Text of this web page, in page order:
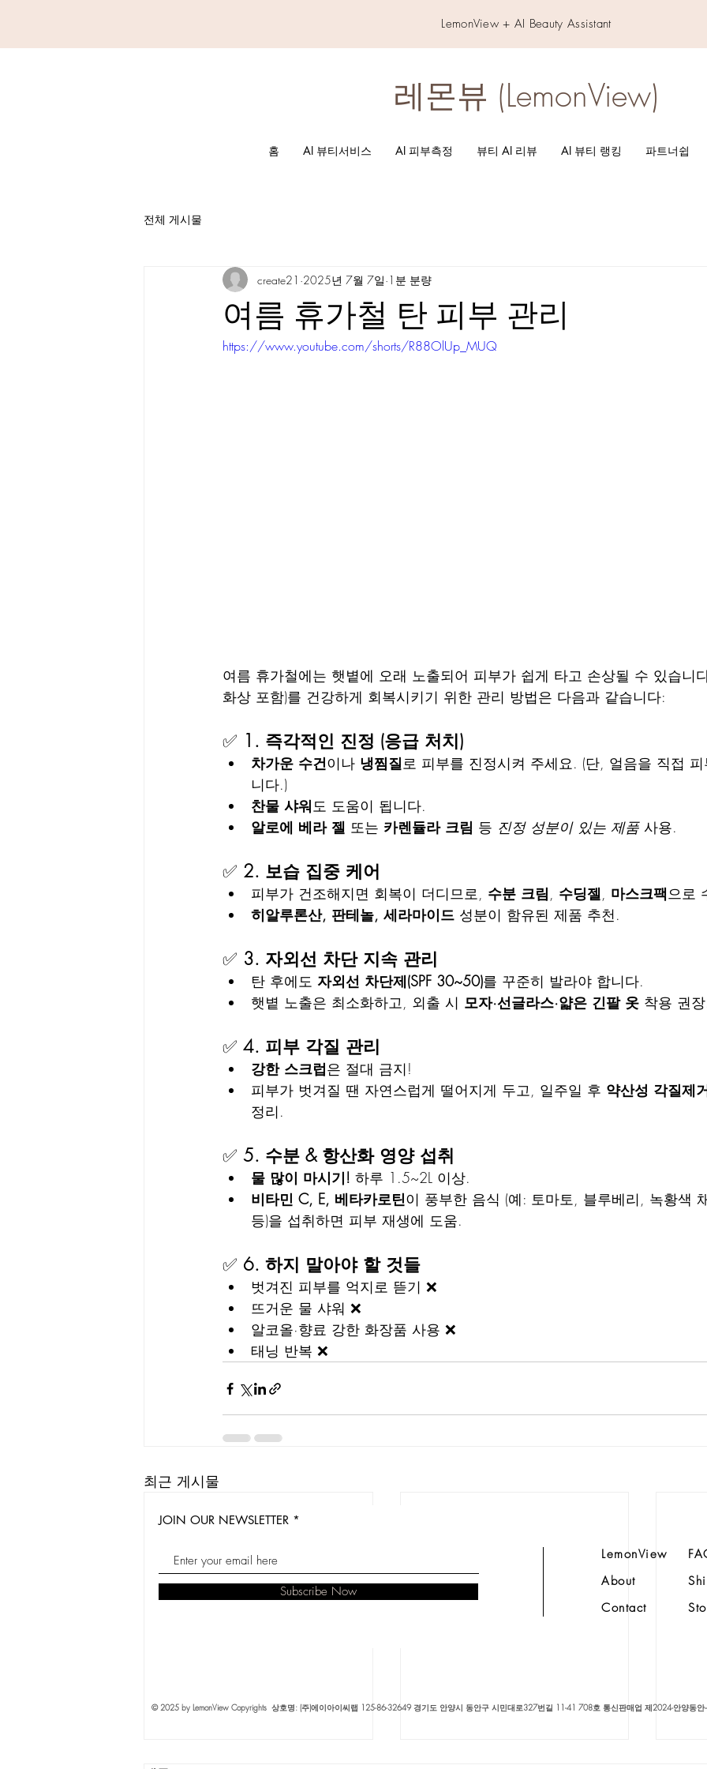
LemonView + AI Beauty Assistant
레몬뷰 (LemonView)
홈 AI 뷰티서비스 AI 피부측정 뷰티 AI 리뷰 AI 뷰티 랭킹 파트너쉽
전체 게시물
여름 휴가철 탄 피부 관리
create21 2025년 7월 7일 1분 분량
https://www.youtube.com/shorts/R88OlUp_MUQ
여름 휴가철에는 햇볕에 오래 노출되어 피부가 쉽게 타고 손상될 수 있습니
화상 포함)를 건강하게 회복시키기 위한 관리 방법은 다음과 같습니다:
✅ 1. 즉각적인 진정 (응급 처치)
차가운 수건이나 냉찜질로 피부를 진정시켜 주세요. (단, 얼음을 직접
니다.)
찬물 샤워도 도움이 됩니다.
알로에 베라 젤 또는 카렌듈라 크림 등 진정 성분이 있는 제품 사용.
✅ 2. 보습 집중 케어
피부가 건조해지면 회복이 더디므로, 수분 크림, 수딩젤, 마스크팩으로
히알루론산, 판테놀, 세라마이드 성분이 함유된 제품 추천.
✅ 3. 자외선 차단 지속 관리
탄 후에도 자외선 차단제(SPF 30~50)를 꾸준히 발라야 합니다.
햇볕 노출은 최소화하고, 외출 시 모자·선글라스·얇은 긴팔 옷 착용 권
✅ 4. 피부 각질 관리
강한 스크럽은 절대 금지!
피부가 벗겨질 땐 자연스럽게 떨어지게 두고, 일주일 후 약산성 각질제
정리.
✅ 5. 수분 & 항산화 영양 섭취
물 많이 마시기! 하루 1.5~2L 이상.
비타민 C, E, 베타카로틴이 풍부한 음식 (예: 토마토, 블루베리, 녹황색
등)을 섭취하면 피부 재생에 도움.
✅ 6. 하지 말아야 할 것들
벗겨진 피부를 억지로 뜯기 ❌
뜨거운 물 샤워 ❌
알코올·향료 강한 화장품 사용 ❌
태닝 반복 ❌
최근 게시물
JOIN OUR NEWSLETTER
Subscribe Now
LemonView
About
Contact
© 2025 by LemonView Copyrights 상호명: (주)에이아이씨랩 125-86-32649 경기도 안양시 동안구 시민대로327번길 11-41 708호 통신판매업 제2024-안양동안